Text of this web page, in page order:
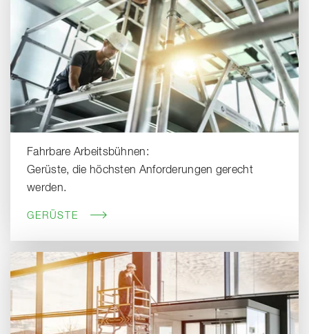
Fahrbare Arbeitsbühnen:
Gerüste, die höchsten Anforderungen gerecht
werden.
GERÜSTE